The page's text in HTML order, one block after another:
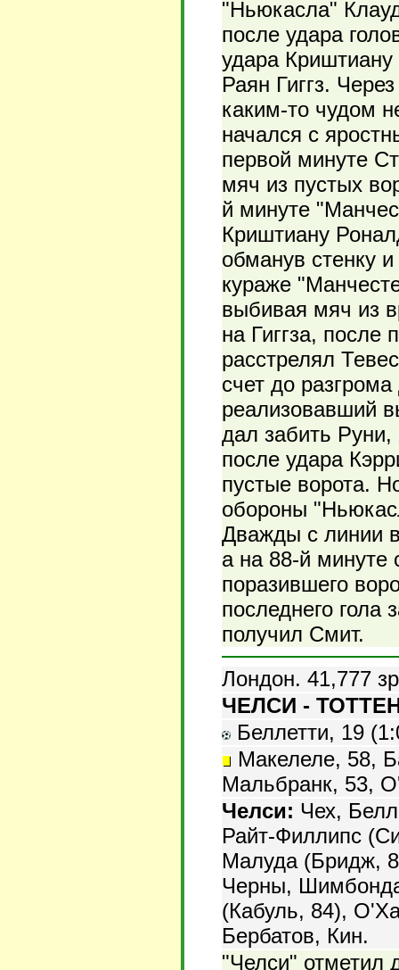
"Ньюкасла"
после удара
удара
Раян Гиггз.
каким-то чудом
начался с
первой минуте
мяч из пустых
й минуте
Криштиану
обманув стенку
кураже
выбивая мяч из
на Гиггза, после
расстрелял
счет до
реализовавший
дал забить
после удара
пустые ворота.
обороны
Дважды с линии
а на 88-й минуте
поразившего
последнего гола
получил Смит.
Лондон. 41,777
ЧЕЛСИ -
Беллетти, 19
Макелеле, 58,
Мальбранк, 53,
Челси: Чех,
Райт-Филлипс
Малуда (Бридж,
Черны,
(Кабуль, 84),
Бербатов, Кин.
"Челси" отметил